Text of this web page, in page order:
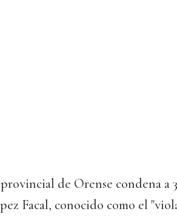
de Orense condena a
Facal, conocido como el